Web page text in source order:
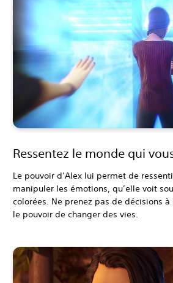
Ressentez le monde qui
Le pouvoir d’Alex lui permet de
manipuler les émotions, qu’elle voit
colorées. Ne prenez pas de décisions à
le pouvoir de changer des vies.